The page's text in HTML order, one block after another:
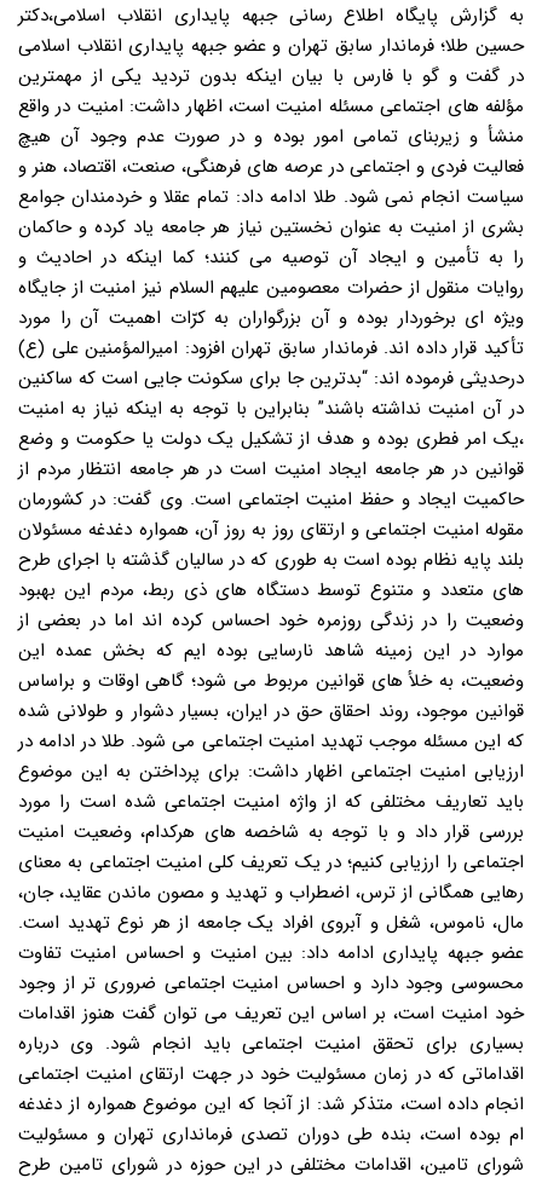
به گزارش پایگاه اطلاع رسانی جبهه پایداری انقلاب اسلامی،دکتر
حسین طلا؛ فرماندار سابق تهران و عضو جبهه پایداری انقلاب اسلامی
در گفت و گو با فارس با بیان اینکه بدون تردید یکی از مهمترین
مؤلفه های اجتماعی مسئله امنیت است، اظهار داشت: امنیت در واقع
منشأ و زیربنای تمامی امور بوده و در صورت عدم وجود آن هیچ
فعالیت فردی و اجتماعی در عرصه های فرهنگی، صنعت، اقتصاد، هنر و
سیاست انجام نمی شود. طلا ادامه داد: تمام عقلا و خردمندان جوامع
بشری از امنیت به عنوان نخستین نیاز هر جامعه یاد کرده و حاکمان
را به تأمین و ایجاد آن توصیه می کنند؛ کما اینکه در احادیث و
روایات منقول از حضرات معصومین علیهم السلام نیز امنیت از جایگاه
ویژه ای برخوردار بوده و آن بزرگواران به کرّات اهمیت آن را مورد
تأکید قرار داده اند. فرماندار سابق تهران افزود: امیرالمؤمنین علی (ع)
درحدیثی فرموده اند: “بدترین جا برای سکونت جایی است که ساکنین
در آن امنیت نداشته باشند” بنابراین با توجه به اینکه نیاز به امنیت
،یک امر فطری بوده و هدف از تشکیل یک دولت یا حکومت و وضع
قوانین در هر جامعه ایجاد امنیت است در هر جامعه انتظار مردم از
حاکمیت ایجاد و حفظ امنیت اجتماعی است. وی گفت: در کشورمان
مقوله امنیت اجتماعی و ارتقای روز به روز آن، همواره دغدغه مسئولان
بلند پایه نظام بوده است به طوری که در سالیان گذشته با اجرای طرح
های متعدد و متنوع توسط دستگاه های ذی ربط، مردم این بهبود
وضعیت را در زندگی روزمره خود احساس کرده اند اما در بعضی از
موارد در این زمینه شاهد نارسایی بوده ایم که بخش عمده این
وضعیت، به خلأ های قوانین مربوط می شود؛ گاهی اوقات و براساس
قوانین موجود، روند احقاق حق در ایران، بسیار دشوار و طولانی شده
که این مسئله موجب تهدید امنیت اجتماعی می شود. طلا در ادامه در
ارزیابی امنیت اجتماعی اظهار داشت: برای پرداختن به این موضوع
باید تعاریف مختلفی که از واژه امنیت اجتماعی شده است را مورد
بررسی قرار داد و با توجه به شاخصه های هرکدام، وضعیت امنیت
اجتماعی را ارزیابی کنیم؛ در یک تعریف کلی امنیت اجتماعی به معنای
رهایی همگانی از ترس، اضطراب و تهدید و مصون ماندن عقاید، جان،
مال، ناموس، شغل و آبروی افراد یک جامعه از هر نوع تهدید است.
عضو جبهه پایداری ادامه داد: بین امنیت و احساس امنیت تفاوت
محسوسی وجود دارد و احساس امنیت اجتماعی ضروری تر از وجود
خود امنیت است، بر اساس این تعریف می توان گفت هنوز اقدامات
بسیاری برای تحقق امنیت اجتماعی باید انجام شود. وی درباره
اقداماتی که در زمان مسئولیت خود در جهت ارتقای امنیت اجتماعی
انجام داده است، متذکر شد: از آنجا که این موضوع همواره از دغدغه
ام بوده است، بنده طی دوران تصدی فرمانداری تهران و مسئولیت
شورای تامین، اقدامات مختلفی در این حوزه در شورای تامین طرح